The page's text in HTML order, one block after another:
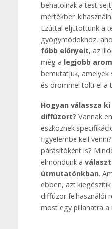
behatolnak a test
mértékben
Ezúttal eljutottunk a
gyógymódokhoz,
főbb előnyeit, az
még a legjobb
bemutatjuk, amelyek
és örömmel tölti el a
Hogyan válassza
diffúzort? Vannak
eszköznek
figyelembe kell
párásítóként is?
elmondunk a
útmutatónkban.
ebben, azt
diffúzor felhasználói
most egy pillanatra a